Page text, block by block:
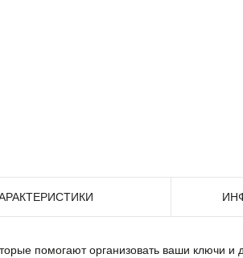
помогают организовать ваши ключи